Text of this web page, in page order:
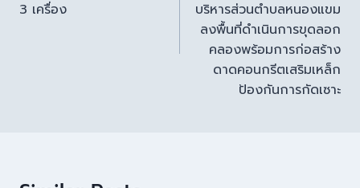
3 เครื่อง
บริหารส่วนตำบลหนองแขม
ลงพื้นที่ดำเนินการขุดลอก
คลองพร้อมการก่อสร้าง
ดาดคอนกรีตเสริมเหล็ก
ป้องกันการกัดเซาะ